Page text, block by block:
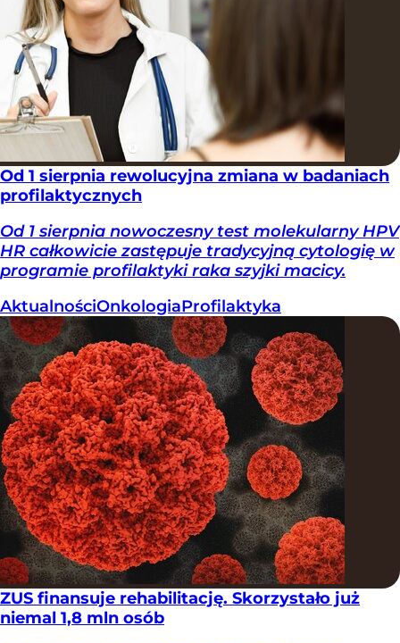
Od 1 sierpnia rewolucyjna zmiana w badaniach
profilaktycznych
Od 1 sierpnia nowoczesny test molekularny HPV
HR całkowicie zastępuje tradycyjną cytologię w
programie profilaktyki raka szyjki macicy.
AktualnościOnkologiaProfilaktyka
ZUS finansuje rehabilitację. Skorzystało już
niemal 1,8 mln osób